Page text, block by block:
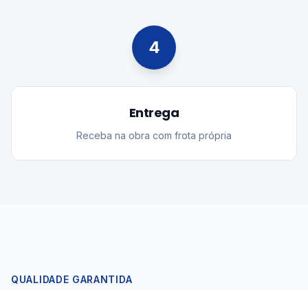
4
Entrega
Receba na obra com frota própria
QUALIDADE GARANTIDA